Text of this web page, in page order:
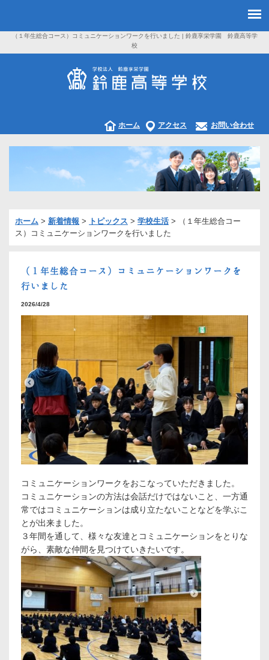
（１年生総合コース）コミュニケーションワークを行いました | 鈴鹿享栄学園 鈴鹿高等学
校
お問い合わせ
アクセス
ホーム
ホーム > 新着情報 > トピックス > 学校生活>
（１年生総合コー
ス）コミュニケーションワークを行いました
（１年生総合コース）コミュニケーションワークを
行いました
2026/4/28
コミュニケーションワークをおこなっていただきました。
コミュニケーションの方法は会話だけではないこと、一方通
常ではコミュニケーションは成り立たないことなどを学ぶこ
とが出来ました。
３年間を通して、様々な友達とコミュニケーションをとりな
がら、素敵な仲間を見つけていきたいです。